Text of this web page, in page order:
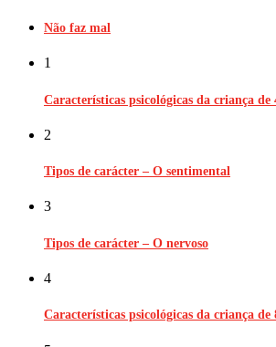
Não faz mal
1
Características psicológicas da criança de
2
Tipos de carácter – O sentimental
3
Tipos de carácter – O nervoso
4
Características psicológicas da criança de